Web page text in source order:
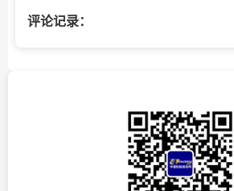
评论记录：